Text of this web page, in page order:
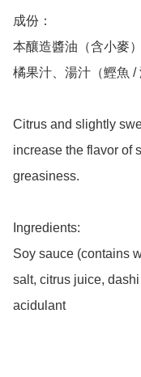
成份：
本釀造醬油（含小麥
橘果汁、湯汁（鰹魚
Citrus and slightly
increase the flavor of
greasiness.
Ingredients:
Soy sauce (contains
salt, citrus juice,
acidulant